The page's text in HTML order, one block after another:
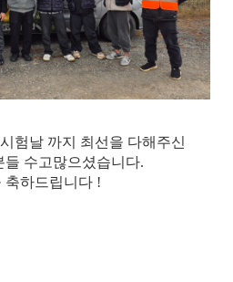
험날 까지 최선을 다해주신
들 수고많으셨습니다.
축하드립니다 !